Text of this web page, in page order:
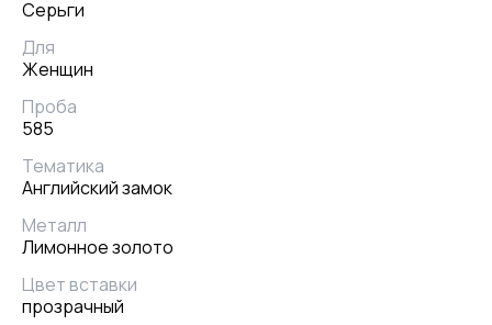
Серьги
Для
Женщин
Проба
585
Тематика
Английский замок
Металл
Лимонное золото
Цвет вставки
прозрачный